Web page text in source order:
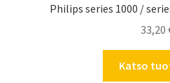
Philips series 1000 /
33,20
Katso